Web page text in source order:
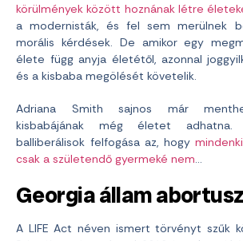
körülmények között hoznának létre
a modernisták, és fel sem merülnek
morális kérdések. De amikor egy
élete függ anyja életétől, azonnal
és a kisbaba megölését követelik.
Adriana Smith sajnos már
kisbabájának még életet
balliberálisok felfogása az, hogy
csak a születendő gyermeké nem
Georgia állam
A LIFE Act néven ismert törvényt szűk